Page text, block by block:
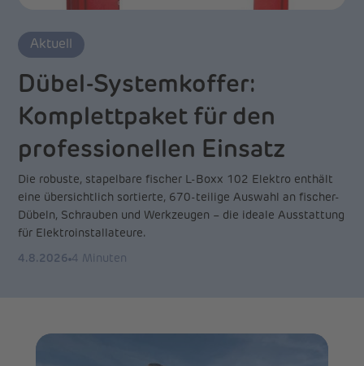
Dübel-Systemkoffer:
Komplettpaket für den
professionellen Einsatz
Die robuste, stapelbare fischer L-Boxx 102 Elektro enthält
eine übersichtlich sortierte, 670-teilige Auswahl an fischer-
Dübeln, Schrauben und Werkzeugen – die ideale Ausstattung
für Elektroinstallateure.
Aktuell
4.8.2026 4 Minuten